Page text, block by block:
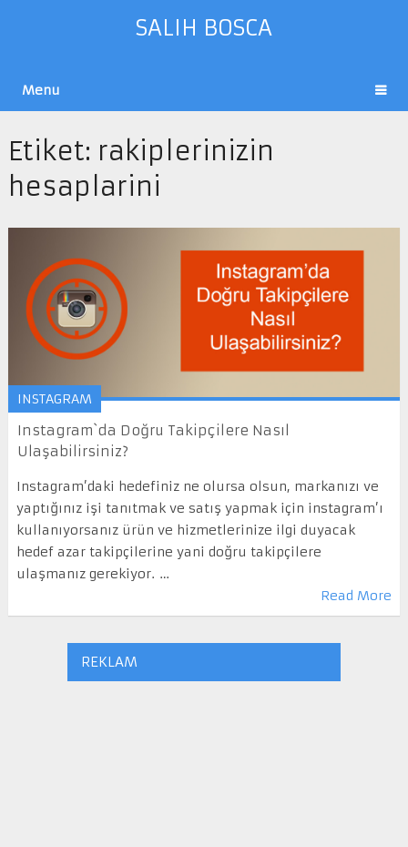
SALIH BOSCA
Menu
Etiket: rakiplerinizin
hesaplarini
INSTAGRAM
Instagram`da Doğru Takipçilere Nasıl
Ulaşabilirsiniz?
Instagram’daki hedefiniz ne olursa olsun, markanızı ve
yaptığınız işi tanıtmak ve satış yapmak için instagram’ı
kullanıyorsanız ürün ve hizmetlerinize ilgi duyacak
hedef azar takipçilerine yani doğru takipçilere
ulaşmanız gerekiyor. …
Read More
REKLAM